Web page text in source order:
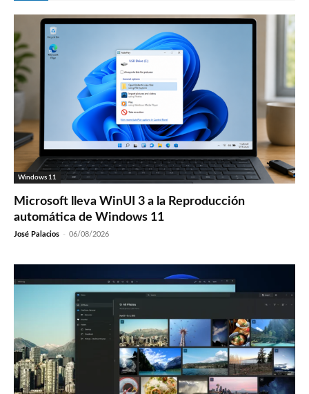
Windows 11
Microsoft lleva WinUI 3 a la Reproducción
automática de Windows 11
José Palacios - 06/08/2026